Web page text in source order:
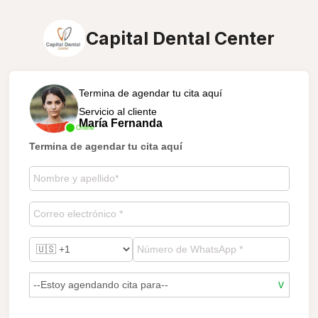
Capital Dental Center
Online
Termina de agendar tu cita aquí
Servicio al cliente
María Fernanda
Termina de agendar tu cita aquí